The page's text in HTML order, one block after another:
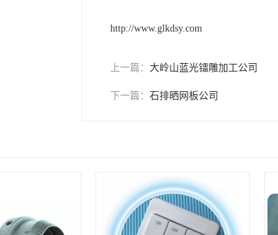
http://www.glkdsy.com
上一篇： 大岭山蓝光镭雕加工公司
下一篇： 石排晒网板公司